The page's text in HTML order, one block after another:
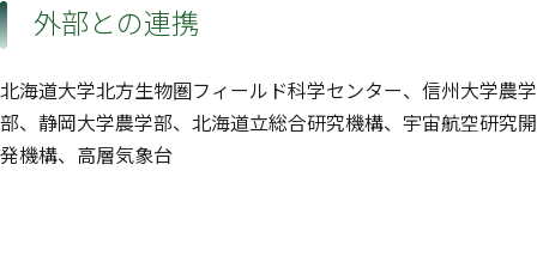
外部との連携
北海道大学北方生物圏フィールド科学センター、信州大学農学
部、静岡大学農学部、北海道立総合研究機構、宇宙航空研究開
発機構、高層気象台